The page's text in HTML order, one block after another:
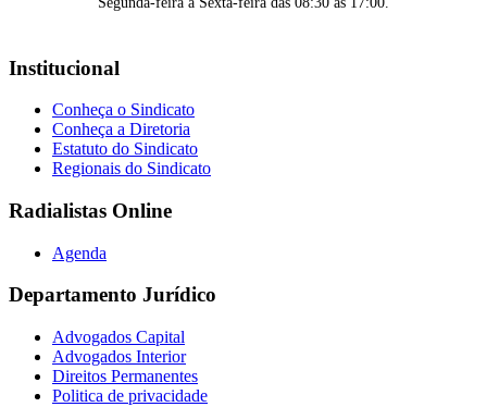
Institucional
Conheça o Sindicato
Conheça a Diretoria
Estatuto do Sindicato
Regionais do Sindicato
Radialistas Online
Agenda
Departamento Jurídico
Advogados Capital
Advogados Interior
Direitos Permanentes
Politica de privacidade